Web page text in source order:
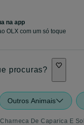
na app
OLX com um só toque
procuras?
Outros Animais